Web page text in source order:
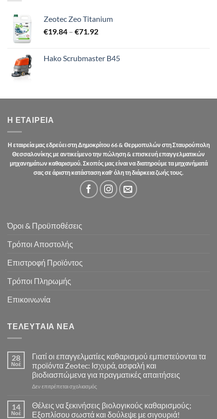
Zeotec Zeo Titanium
€19.84 – €71.92Price
through
Hako Scrubmaster B45
Η ΕΤΑΙΡΕΊΑ
Η εταιρεία μας εδρεύει στη Δημοκρίτου 66 & Θερμοπυλών στη Σταυρούπολη
Θεσσαλονίκης με αντικείμενο την πώληση & επισκευή επαγγελματικών
μηχανημάτων καθαρισμού. Σκοπός μας είναι να διατηρούμε τα μηχανήματά
σας σε άριστη κατάσταση καθ' όλη τη διάρκεια ζωής τους.
Όροι & Προϋποθέσεις
Τρόποι Αποστολής
Επιστροφή Προϊόντος
Τρόποι Πληρωμής
Επικοινωνία
ΤΕΛΕΥΤΑΊΑ ΝΈΑ
28
Νοέ
Γιατί οι επαγγελματίες καθαρισμού εμπιστεύονται τα
προϊόντα Zeotec: Ισχυρά, ασφαλή και
βιοδιασπώμενα για πραγματικές απαιτήσεις
Δεν επιτρέπεται σχολιασμόςστο
επαγγελματίες
14
Νοέ
Θέλεις να ξεκινήσεις βιολογικούς καθαρισμούς;
Εξοπλίσου σωστά και δούλεψε με σιγουριά!